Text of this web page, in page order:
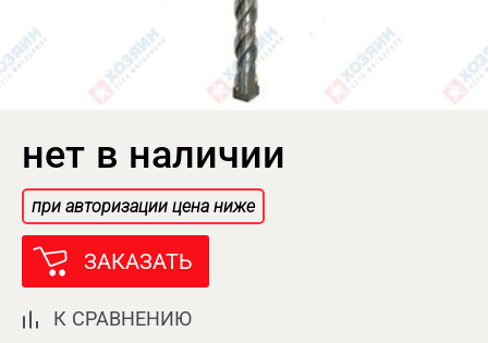
нет в наличии
при авторизации цена ниже
ЗАКАЗАТЬ
К СРАВНЕНИЮ